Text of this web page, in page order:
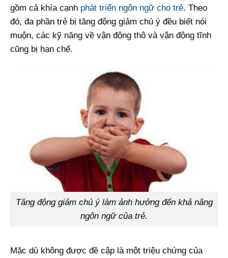
gồm cả khía cạnh phát triển ngôn ngữ cho trẻ. Theo
đó, đa phần trẻ bị tăng động giảm chú ý đều biết nói
muộn, các kỹ năng về vận động thô và vận động tĩnh
cũng bị hạn chế.
Tăng động giảm chú ý làm ảnh hưởng đến khả năng
ngôn ngữ của trẻ.
Mặc dù không được đề cập là một triệu chứng của